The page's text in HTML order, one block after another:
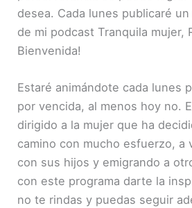
desea. Cada lunes publicaré
de mi podcast Tranquila mujer,
Bienvenida!
Estaré animándote cada lunes
por vencida, al menos hoy no.
dirigido a la mujer que ha
camino con mucho esfuerzo, a
con sus hijos y emigrando a
con este programa darte la
no te rindas y puedas seguir